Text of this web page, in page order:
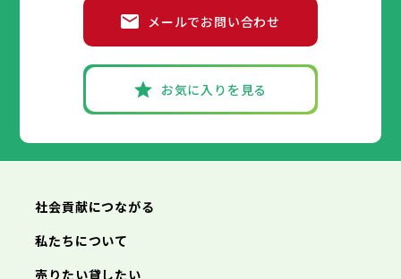
メールでお問い合わせ
お気に入りを見る
社会貢献につながる
私たちについて
売りたい貸したい